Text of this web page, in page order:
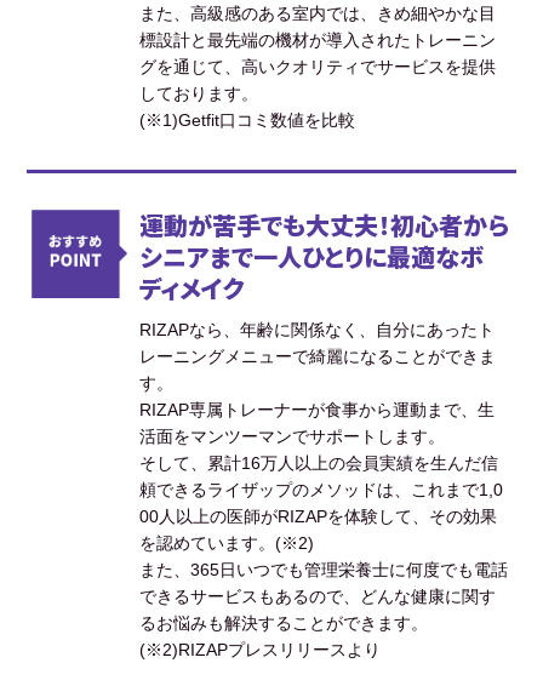
また、高級感のある室内では、きめ細やかな目
標設計と最先端の機材が導入されたトレーニン
グを通じて、高いクオリティでサービスを提供
しております。
(※1)Getfit口コミ数値を比較
運動が苦手でも大丈夫！初心者から
シニアまで一人ひとりに最適なボ
ディメイク
RIZAPなら、年齢に関係なく、自分にあったト
レーニングメニューで綺麗になることができま
す。
RIZAP専属トレーナーが食事から運動まで、生
活面をマンツーマンでサポートします。
そして、累計16万人以上の会員実績を生んだ信
頼できるライザップのメソッドは、これまで1,0
00人以上の医師がRIZAPを体験して、その効果
を認めています。(※2)
また、365日いつでも管理栄養士に何度でも電話
できるサービスもあるので、どんな健康に関す
るお悩みも解決することができます。
(※2)RIZAPプレスリリースより